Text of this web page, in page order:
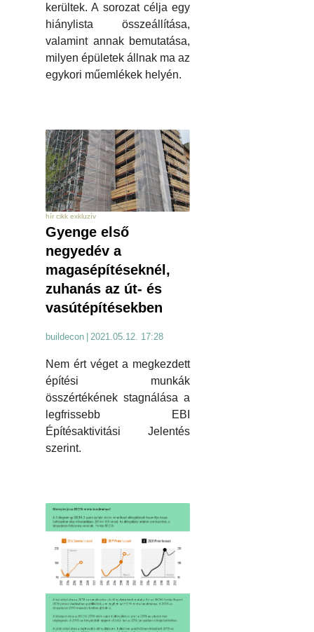
kerültek. A sorozat célja egy
hiánylista összeállítása,
valamint annak bemutatása,
milyen épületek állnak ma az
egykori műemlékek helyén.
hír cikk exkluzív
Gyenge első
negyedév a
magasépítéseknél,
zuhanás az út- és
vasútépítésekben
buildecon 2021.05.12. 17:28
Nem ért véget a megkezdett
építési munkák
összértékének stagnálása a
legfrissebb EBI
Építésaktivitási Jelentés
szerint.